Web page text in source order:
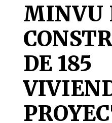
MINVU
DE 185